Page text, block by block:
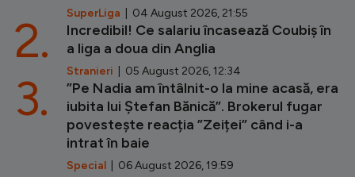
SuperLiga | 04 August 2026, 21:55
Incredibil! Ce salariu încasează Coubiș în
a liga a doua din Anglia
Stranieri | 05 August 2026, 12:34
2.
”Pe Nadia am întâlnit-o la mine acasă, era
iubita lui Ștefan Bănică”. Brokerul fugar
povestește reacția ”Zeiței” când i-a
intrat în baie
Special | 06 August 2026, 19:59
3.